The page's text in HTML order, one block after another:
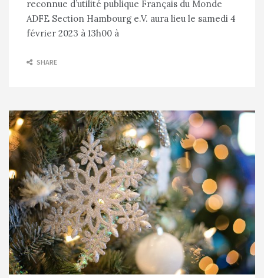
reconnue d’utilité publique Français du Monde
ADFE Section Hambourg e.V. aura lieu le samedi 4
février 2023 à 13h00 à
SHARE